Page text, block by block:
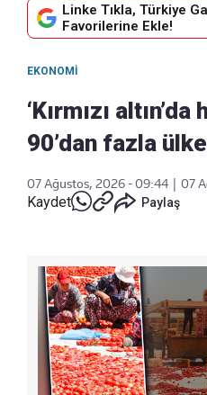
Linke Tıkla, Türkiye
Favorilerine Ekle!
EKONOMI
‘Kırmızı
90’dan fazla
07 Ağustos, 2026 - 09:44 07
Kaydet Paylaş